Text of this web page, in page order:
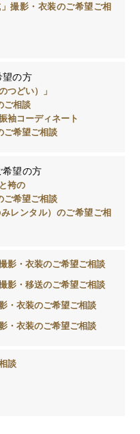
」撮影・衣装のご希望ご相
望の方
つどい）」
ご相談
袖コーディネート
ご希望ご相談
希望の方
袴の
ご希望ご相談
みレンタル）のご希望ご相
影・衣装のご希望ご相談
影・移送のご希望ご相談
・衣装のご希望ご相談
・衣装のご希望ご相談
談